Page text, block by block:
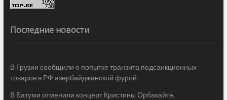
Последние новости
В Грузии сообщили о попытке транзита подсанкционных
товаров в РФ азербайджанской фурой
В Батуми отменили концерт Кристины Орбакайте,